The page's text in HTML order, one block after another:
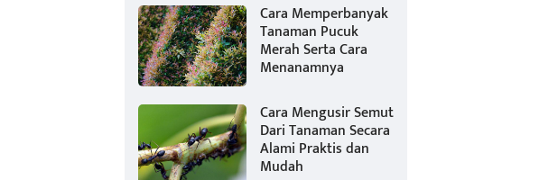
Cara Memperbanyak
Tanaman Pucuk
Merah Serta Cara
Menanamnya
Cara Mengusir Semut
Dari Tanaman Secara
Alami Praktis dan
Mudah